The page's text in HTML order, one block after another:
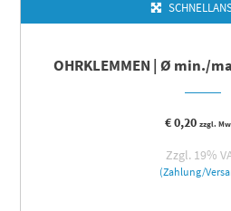
OHRKLEMMEN | Ø min./
€0,20 zzgl.
Zzgl. 19%
(Zahlung/